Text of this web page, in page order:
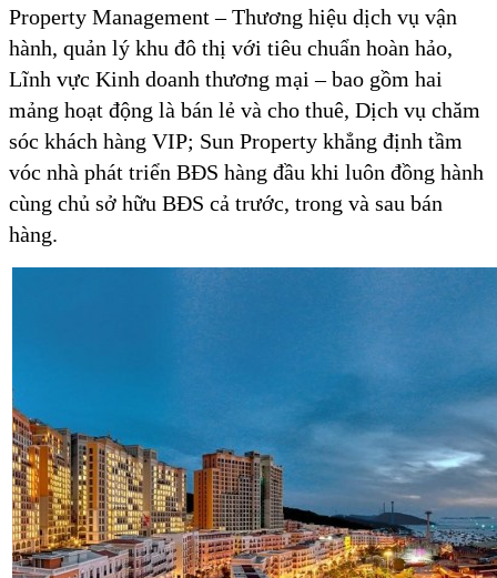
Property Management – Thương hiệu dịch vụ vận
hành, quản lý khu đô thị với tiêu chuẩn hoàn hảo,
Lĩnh vực Kinh doanh thương mại – bao gồm hai
mảng hoạt động là bán lẻ và cho thuê, Dịch vụ chăm
sóc khách hàng VIP; Sun Property khẳng định tầm
vóc nhà phát triển BĐS hàng đầu khi luôn đồng hành
cùng chủ sở hữu BĐS cả trước, trong và sau bán
hàng.